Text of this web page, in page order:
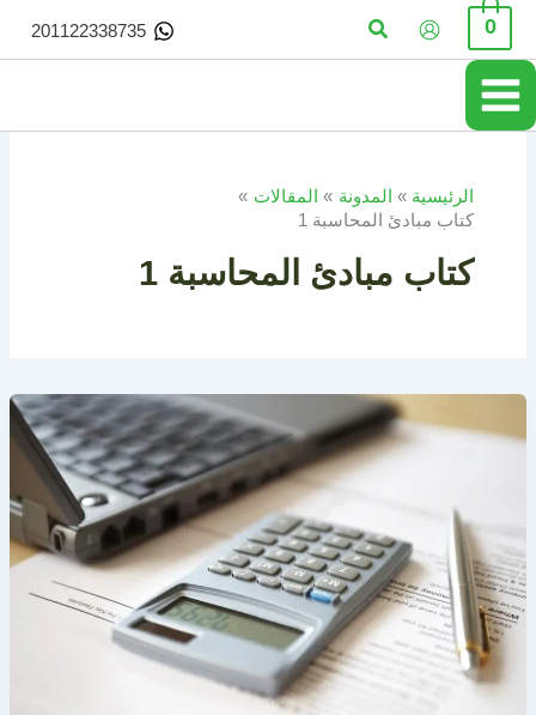
تخطي
المحتوى
0 البحث 201122338735
الرئيسية المدونة
المقالات
كتاب مبادئ المحاسبة 1
كتاب مبادئ المحاسبة 1